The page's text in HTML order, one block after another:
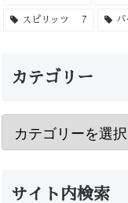
スピリッツ 7 バ
カテゴリー
サイト内検索